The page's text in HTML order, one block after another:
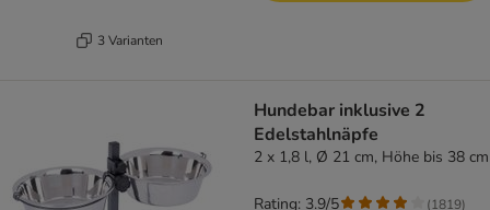
3 Varianten
Hundebar inklusive 2
Edelstahlnäpfe
2 x 1,8 l, Ø 21 cm, Höhe bis 38 cm
Rating: 3.9/5 (1819)